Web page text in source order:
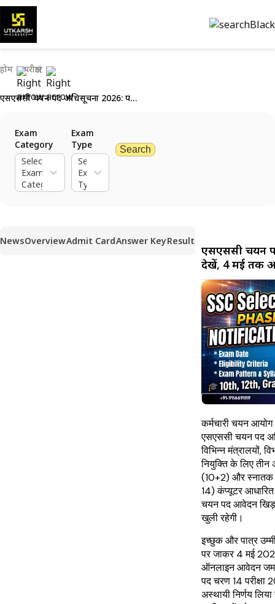
होम परीक्षाएं
एसएससी चयन पद अधिसूचना 2026: परीक्षा तिथि देखें, 4 मई तक आवेदन करें
Exam
Category
Select
Exam
Category
Exam
Type
Select
Exam
Type
Search
NewsOverviewAdmit CardAnswer KeyResult
एसएससी चयन पद
देखें, 4 मई तक
कर्मचारी चयन
एसएससी चयन पद
विभिन्न मंत्रालयों,
नियुक्ति के लिए
(10+2) और
14) कंप्यूटर
चयन पद आवेदन
खुली रहेगी।
इच्छुक और पात्र
पर जाकर 4 मई
ऑनलाइन आवेदन
पद चरण 14
अस्थायी निर्णय